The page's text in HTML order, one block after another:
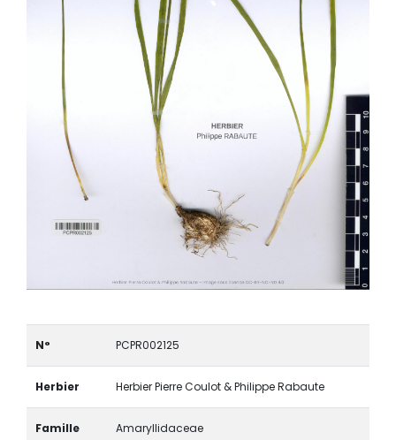
N° PCPR002125
Herbier Herbier Pierre Coulot & Philippe Rabaute
Famille Amaryllidaceae